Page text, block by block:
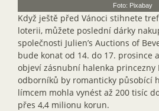
Foto: Pixabay
Když ještě před Vánoci stihnete
loterii, můžete poslední dárky
společnosti Julien’s Auctions of
bude konat od 14. do 17. prosince
objeví zásnubní halenka princezny
odborníků by romanticky působící
límcem mohla vynést až 200 tisíc
přes 4,4 milionu korun.